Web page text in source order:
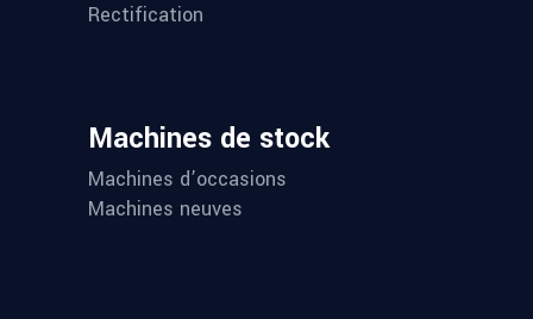
Rectification
Machines de stock
Machines d’occasions
Machines neuves